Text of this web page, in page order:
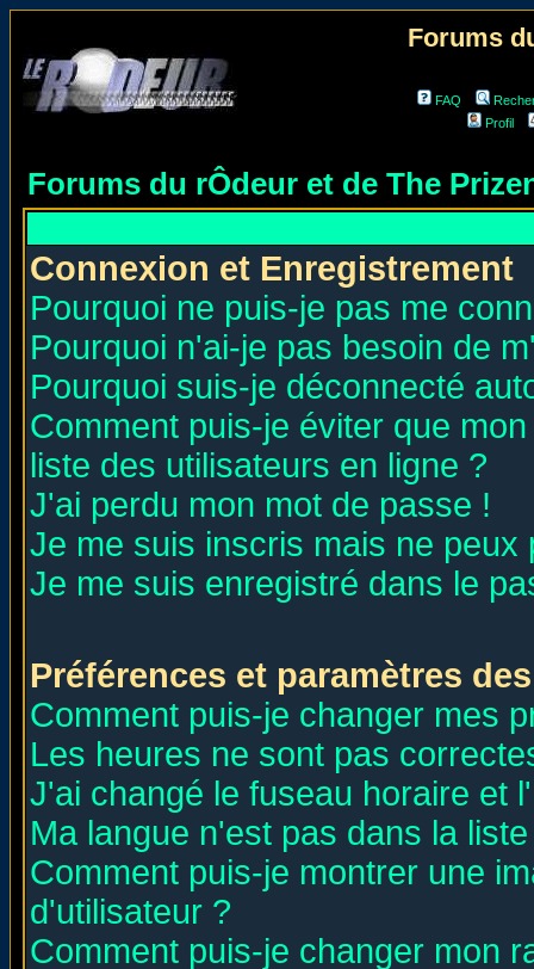
Forums
FAQ
Profil
Forums du rÔdeur et de The
Connexion et Enregistrement
Pourquoi ne puis-je pas me
Pourquoi n'ai-je pas besoin de
Pourquoi suis-je déconnecté
Comment puis-je éviter que
liste des utilisateurs en ligne ?
J'ai perdu mon mot de passe !
Je me suis inscris mais ne peux
Je me suis enregistré dans le
Préférences et paramètres
Comment puis-je changer mes
Les heures ne sont pas
J'ai changé le fuseau horaire et
Ma langue n'est pas dans la
Comment puis-je montrer une
d'utilisateur ?
Comment puis-je changer mon